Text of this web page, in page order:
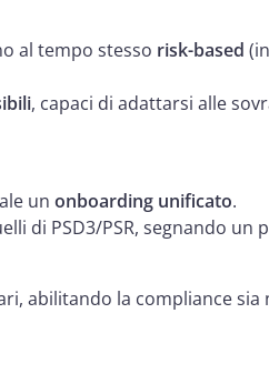
al tempo stesso risk-based
, capaci di adattarsi alle
un onboarding unificato.
di PSD3/PSR, segnando un
abilitando la compliance sia